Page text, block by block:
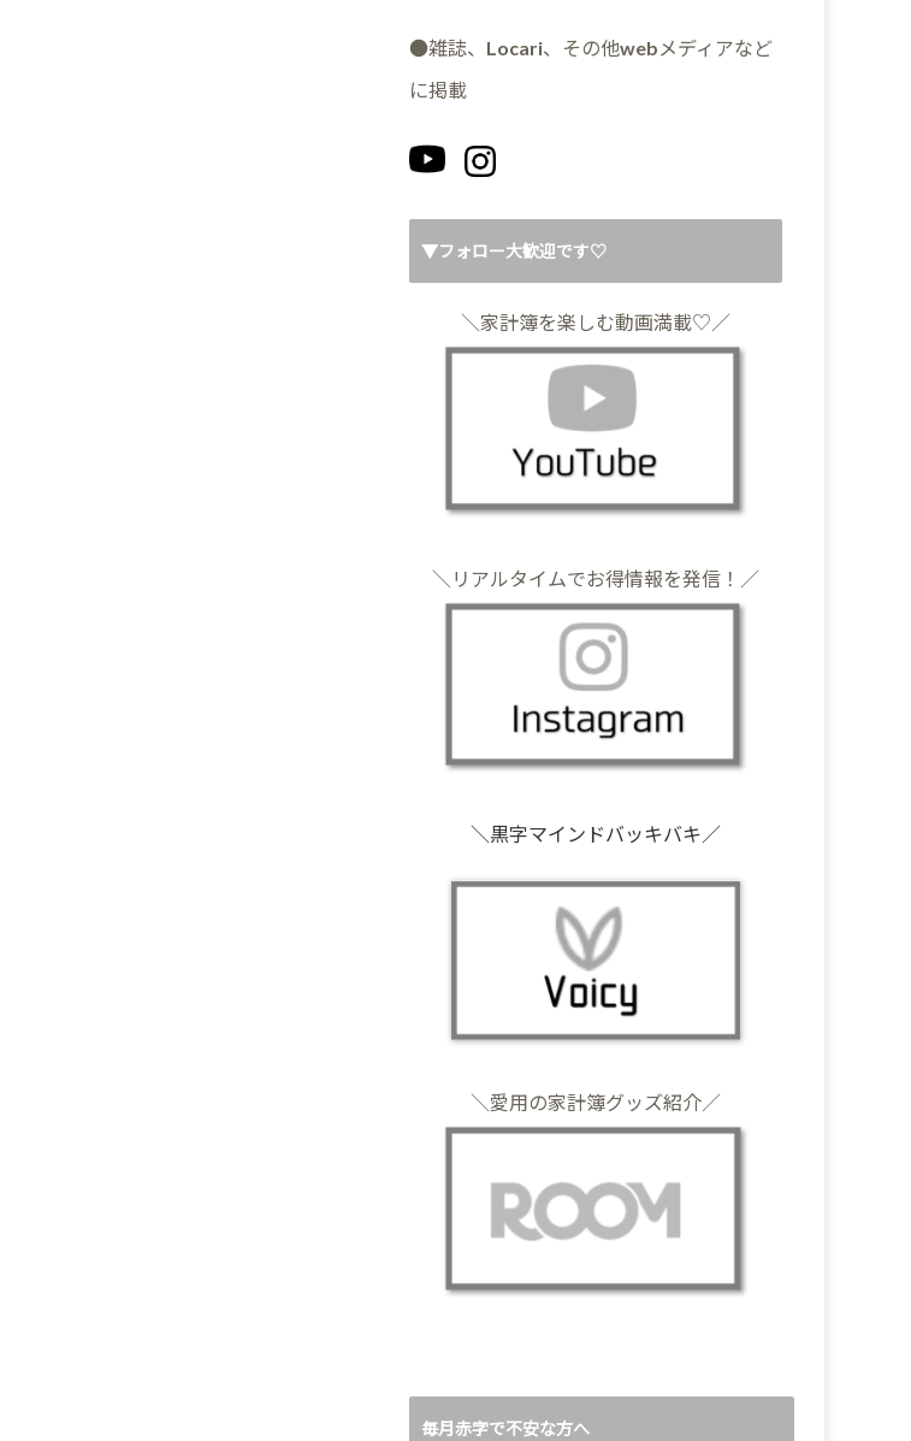
●雑誌、Locari、その他webメディアなど
に掲載
▼フォロー大歓迎です♡
＼家計簿を楽しむ動画満載♡／
＼リアルタイムでお得情報を発信！／
＼黒字マインドバッキバキ／
＼愛用の家計簿グッズ紹介／
毎月赤字で不安な方へ